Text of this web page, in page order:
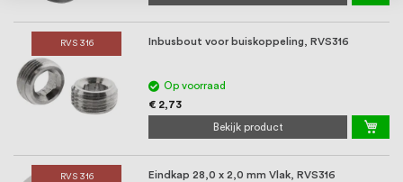
RVS 316 Inbusbout voor buiskoppeling, RVS316
Op voorraad
€ 2,73
Bekijk product
RVS 316 Eindkap 28,0 x 2,0 mm Vlak, RVS316